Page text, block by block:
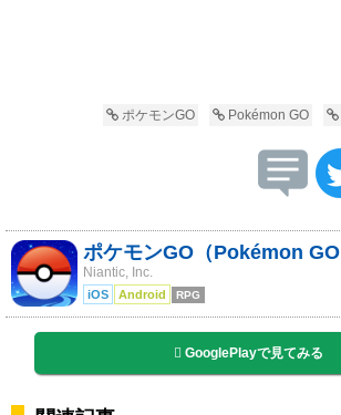
ポケモンGO Pokémon GO
ポケモンGO（Pokémon GO
Niantic, Inc.
iOS Android RPG
GooglePlayで見てみる